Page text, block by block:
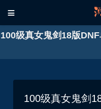

100级真女鬼剑18版
100级真女鬼剑